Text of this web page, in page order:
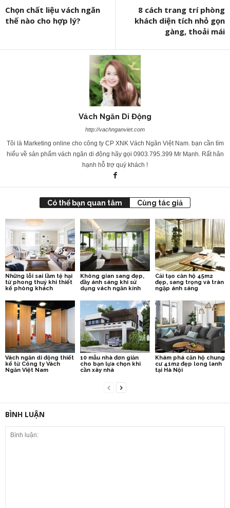
Chọn chất liệu vách ngăn
thế nào cho hợp lý?
8 cách trang trí phòng
khách diện tích nhỏ gọn
gàng, thoải mái
Vách Ngăn Di Động
http://vachnganviet.com
Tôi là Marketing online cho công ty CP XNK Vách Ngăn Việt Nam. bạn cần tìm
hiểu về sản phẩm vách ngăn di động hãy gọi 0903.795.399 Mr Mạnh. Rất hân
hạnh hỗ trợ quý khách !
Có thể bạn quan tâm Cùng tác giả
Những lỗi sai lầm tệ hại
từ phong thuỷ khi thiết
kế phòng khách
Không gian sang đẹp,
đầy ánh sáng khi sử
dụng vách ngăn kính
Cải tạo căn hộ 45m2
đẹp, sang trọng và tràn
ngập ánh sáng
Vách ngăn di động thiết
kế từ Công ty Vách
Ngăn Việt Nam
10 mẫu nhà đơn giản
cho bạn lựa chọn khi
cần xây nhà
Khám phá căn hộ chung
cư 41m2 đẹp long lanh
tại Hà Nội
BÌNH LUẬN